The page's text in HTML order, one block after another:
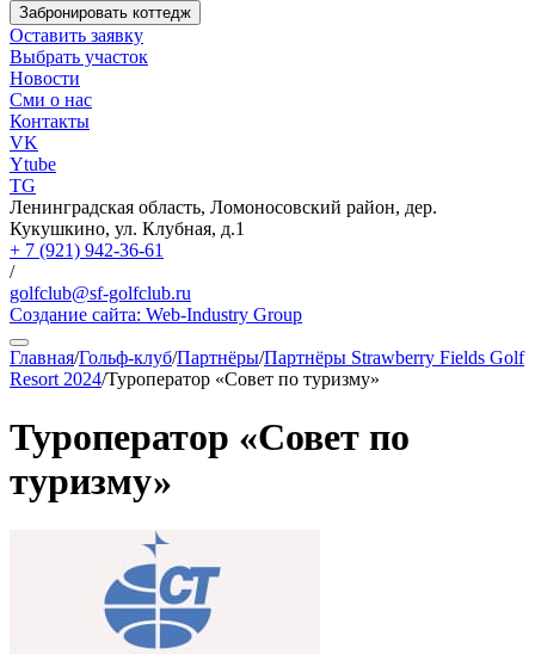
Забронировать коттедж
Оставить заявку
Выбрать участок
Новости
Сми о нас
Контакты
VK
Ytube
TG
Ленинградская область, Ломоносовский район, дер.
Кукушкино, ул. Клубная, д.1
+ 7 (921) 942-36-61
/
golfclub@sf-golfclub.ru
Создание сайта: Web-Industry Group
Главная/Гольф-клуб/Партнёры/Партнёры Strawberry Fields Golf
Resort 2024/Туроператор «Совет по туризму»
Туроператор «Совет по
туризму»